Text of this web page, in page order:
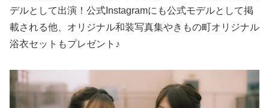
デルとして出演！公式Instagramにも公式モデルとして掲
載される他、オリジナル和装写真集やきもの町オリジナル
浴衣セットもプレゼント♪